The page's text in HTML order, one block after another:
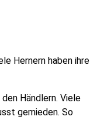
Hernern haben ihre
Händlern. Viele
gemieden. So